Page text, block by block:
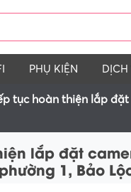
PHỤ KIỆN DỊCH
tục hoàn thiện lắp
lắp đặt
1, Bảo